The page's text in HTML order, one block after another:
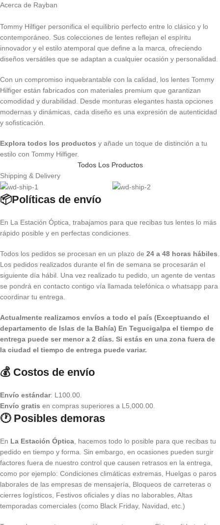
Acerca de Rayban
Tommy Hilfiger personifica el equilibrio perfecto entre lo clásico y lo
contemporáneo. Sus colecciones de lentes reflejan el espíritu
innovador y el estilo atemporal que define a la marca, ofreciendo
diseños versátiles que se adaptan a cualquier ocasión y personalidad.
Con un compromiso inquebrantable con la calidad, los lentes Tommy
Hilfiger están fabricados con materiales premium que garantizan
comodidad y durabilidad. Desde monturas elegantes hasta opciones
modernas y dinámicas, cada diseño es una expresión de autenticidad
y sofisticación.
Explora todos los productos y añade un toque de distinción a tu
estilo con Tommy Hilfiger.
Todos Los Productos
Shipping & Delivery
📦Políticas de envío
En La Estación Óptica, trabajamos para que recibas tus lentes lo más
rápido posible y en perfectas condiciones.
Todos los pedidos se procesan en un plazo de 24 a 48 horas hábiles.
Los pedidos realizados durante el fin de semana se procesarán el
siguiente día hábil. Una vez realizado tu pedido, un agente de ventas
se pondrá en contacto contigo vía llamada telefónica o whatsapp para
coordinar tu entrega.
Actualmente realizamos envíos a todo el país (Exceptuando el
departamento de Islas de la Bahía) En Tegucigalpa el tiempo de
entrega puede ser menor a 2 días. Si estás en una zona fuera de
la ciudad el tiempo de entrega puede variar.
💰 Costos de envío
Envío estándar: L100.00.
Envío gratis en compras superiores a L5,000.00.
🕐 Posibles demoras
En La Estación Óptica, hacemos todo lo posible para que recibas tu
pedido en tiempo y forma. Sin embargo, en ocasiones pueden surgir
factores fuera de nuestro control que causen retrasos en la entrega,
como por ejemplo: Condiciones climáticas extremas, Huelgas o paros
laborales de las empresas de mensajería, Bloqueos de carreteras o
cierres logísticos, Festivos oficiales y días no laborables, Altas
temporadas comerciales (como Black Friday, Navidad, etc.)